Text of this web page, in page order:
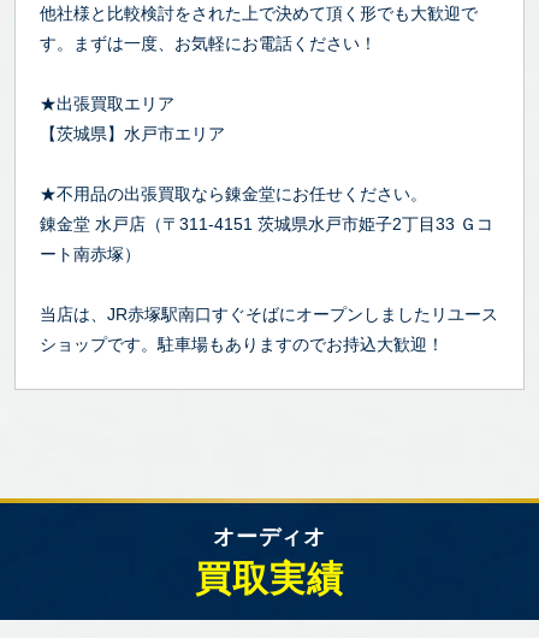
他社様と比較検討をされた上で決めて頂く形でも大歓迎で
す。まずは一度、お気軽にお電話ください！
★出張買取エリア
【茨城県】水戸市エリア
★不用品の出張買取なら錬金堂にお任せください。
錬金堂 水戸店（〒311-4151 茨城県水戸市姫子2丁目33 Ｇコ
ート南赤塚）
当店は、JR赤塚駅南口すぐそばにオープンしましたリユース
ショップです。駐車場もありますのでお持込大歓迎！
オーディオ
買取実績